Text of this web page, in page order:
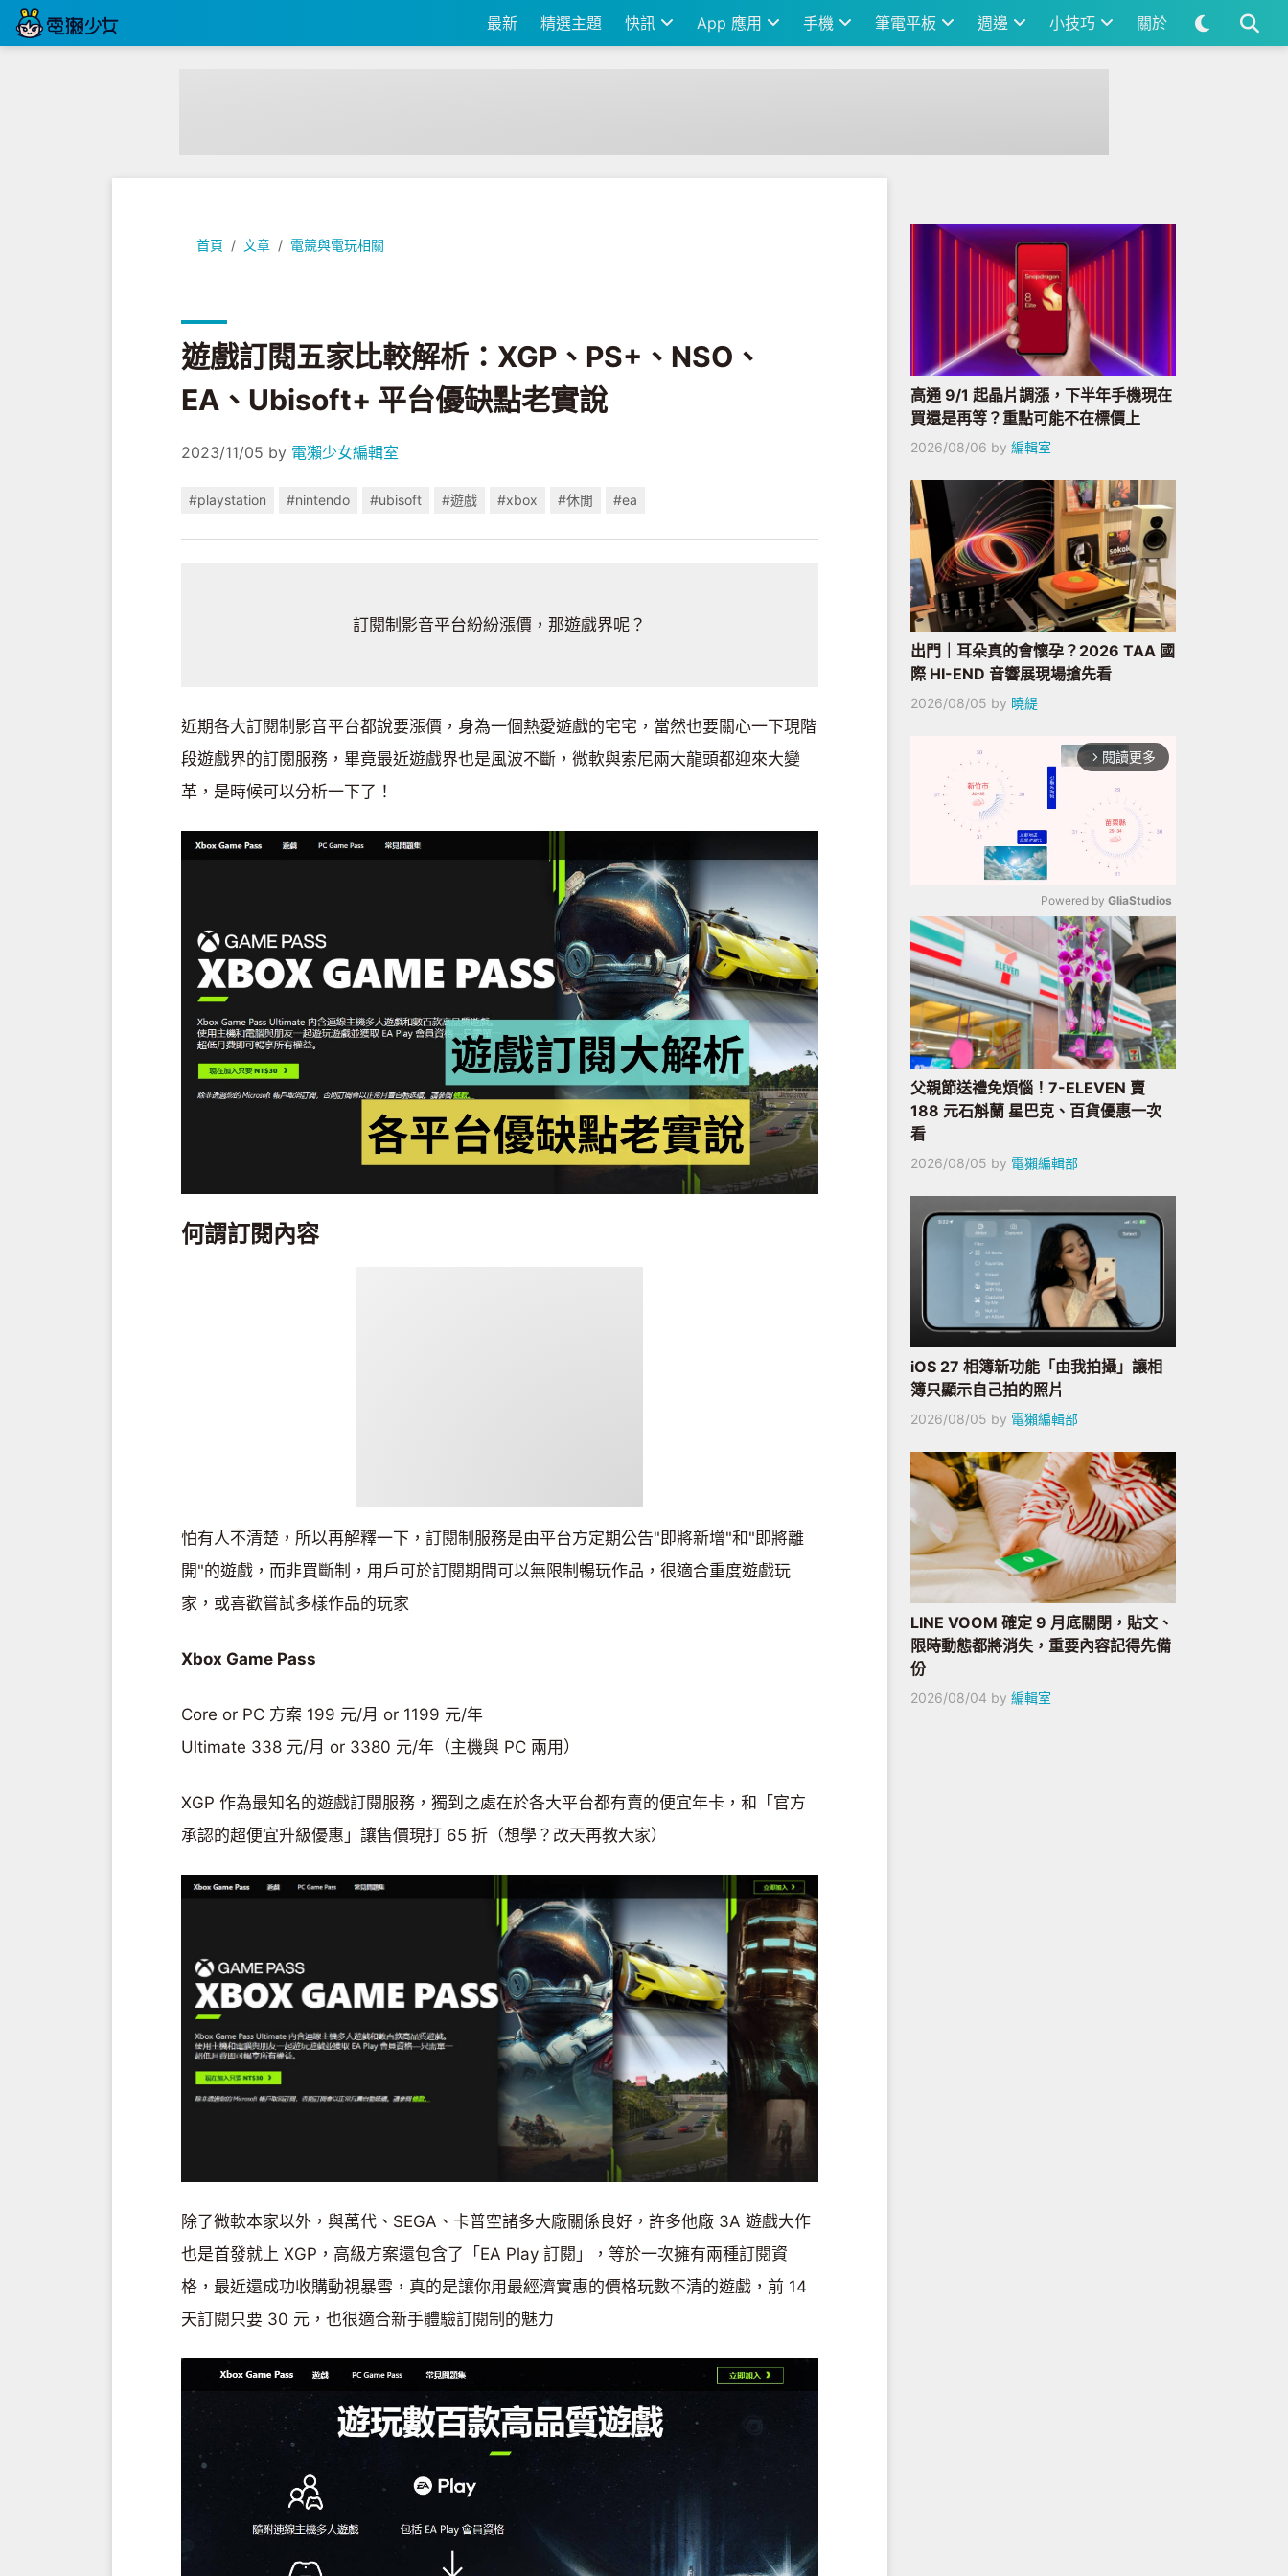
最新 精選主題 快訊 App 應用 手機 筆電平板 週邊 小技巧 關於
首頁 文章 電競與電玩相關
遊戲訂閱五家比較解析：XGP、PS+、NSO、EA、Ubisoft+ 平台優缺點老實說
遊戲訂閱五家比較解析：XGP、PS+、NSO、
EA、Ubisoft+ 平台優缺點老實說
2023/11/05 by 電獺少女編輯室
#playstation #nintendo #ubisoft #遊戲 #xbox #休閒 #ea
訂閱制影音平台紛紛漲價，那遊戲界呢？
近期各大訂閱制影音平台都說要漲價，身為一個熱愛遊戲的宅宅，當然也要關心一下現階
段遊戲界的訂閱服務，畢竟最近遊戲界也是風波不斷，微軟與索尼兩大龍頭都迎來大變
革，是時候可以分析一下了！
何謂訂閱內容
怕有人不清楚，所以再解釋一下，訂閱制服務是由平台方定期公告"即將新增"和"即將離
開"的遊戲，而非買斷制，用戶可於訂閱期間可以無限制暢玩作品，很適合重度遊戲玩
家，或喜歡嘗試多樣作品的玩家
Xbox Game Pass
Core or PC 方案 199 元/月 or 1199 元/年
Ultimate 338 元/月 or 3380 元/年（主機與 PC 兩用）
XGP 作為最知名的遊戲訂閱服務，獨到之處在於各大平台都有賣的便宜年卡，和「官方
承認的超便宜升級優惠」讓售價現打 65 折（想學？改天再教大家）
除了微軟本家以外，與萬代、SEGA、卡普空諸多大廠關係良好，許多他廠 3A 遊戲大作
也是首發就上 XGP，高級方案還包含了「EA Play 訂閱」，等於一次擁有兩種訂閱資
格，最近還成功收購動視暴雪，真的是讓你用最經濟實惠的價格玩數不清的遊戲，前 14
天訂閱只要 30 元，也很適合新手體驗訂閱制的魅力
高通 9/1 起晶片調漲，下半年手機現在
買還是再等？重點可能不在標價上
2026/08/06 by 編輯室
出門｜耳朵真的會懷孕？2026 TAA 國
際 HI-END 音響展現場搶先看
2026/08/05 by 曉緹
arrow_forward_ios 閱讀更多
Mute
Powered by GliaStudios
父親節送禮免煩惱！7-ELEVEN 賣
188 元石斛蘭 星巴克、百貨優惠一次
看
2026/08/05 by 電獺編輯部
iOS 27 相簿新功能「由我拍攝」讓相
簿只顯示自己拍的照片
2026/08/05 by 電獺編輯部
LINE VOOM 確定 9 月底關閉，貼文、
限時動態都將消失，重要內容記得先備
份
2026/08/04 by 編輯室